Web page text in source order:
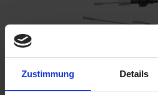
Zustimmung Details